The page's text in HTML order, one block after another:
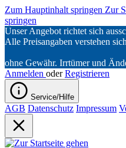
Zum Hauptinhalt springen Zur
springen
Unser Angebot richtet sich
Alle Preisangaben verstehen
ohne Gewähr. Irrtümer und
Anmelden oder Registrieren
Service/Hilfe
AGB Datenschutz Impressum